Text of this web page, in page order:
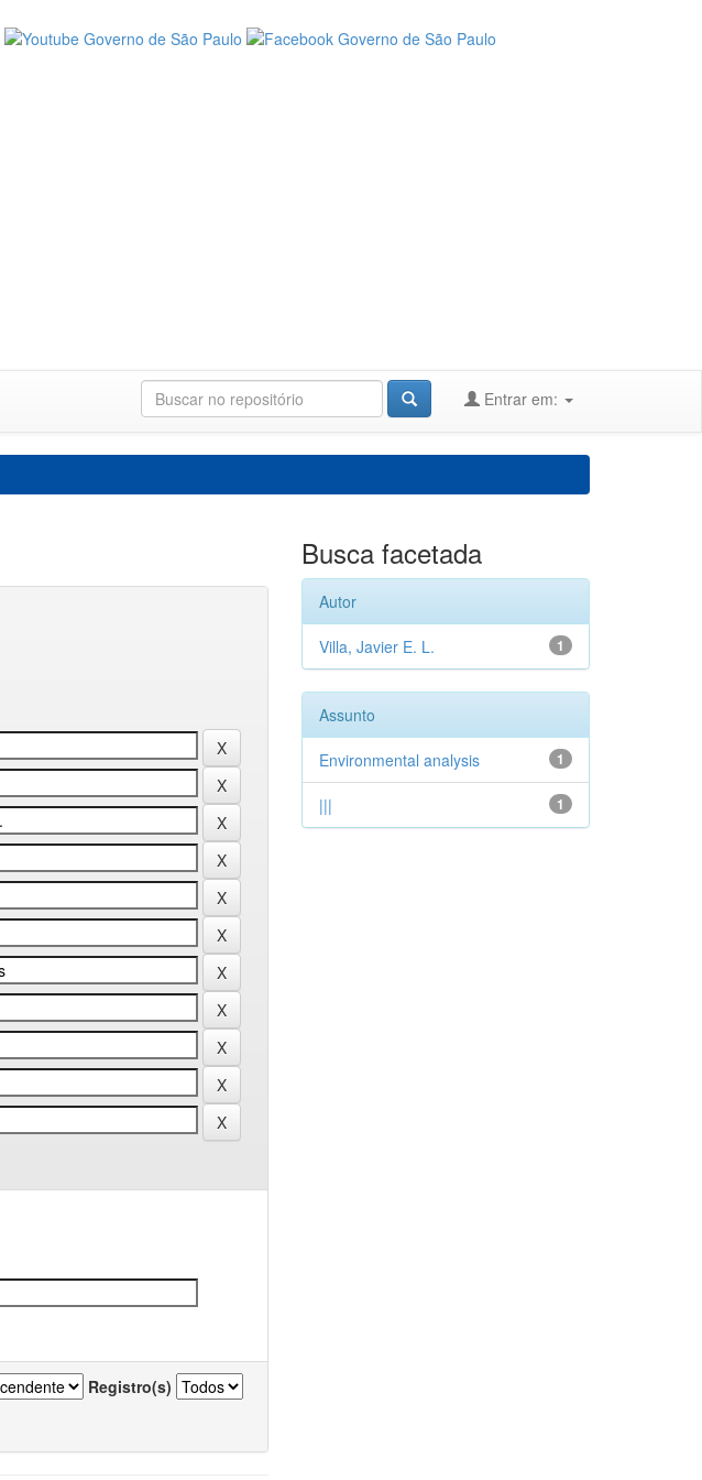
Entrar em:
Registro(s)
Busca facetada
Autor
1
Villa, Javier E. L.
Assunto
1
Environmental analysis
1
|||